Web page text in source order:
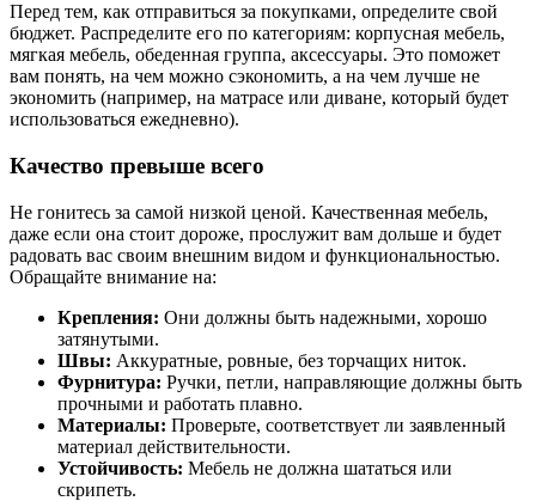
Перед тем, как отправиться за покупками, определите свой
бюджет. Распределите его по категориям: корпусная мебель,
мягкая мебель, обеденная группа, аксессуары. Это поможет
вам понять, на чем можно сэкономить, а на чем лучше не
экономить (например, на матрасе или диване, который будет
использоваться ежедневно).
Качество превыше всего
Не гонитесь за самой низкой ценой. Качественная мебель,
даже если она стоит дороже, прослужит вам дольше и будет
радовать вас своим внешним видом и функциональностью.
Обращайте внимание на:
Крепления: Они должны быть надежными, хорошо
затянутыми.
Швы: Аккуратные, ровные, без торчащих ниток.
Фурнитура: Ручки, петли, направляющие должны быть
прочными и работать плавно.
Материалы: Проверьте, соответствует ли заявленный
материал действительности.
Устойчивость: Мебель не должна шататься или
скрипеть.